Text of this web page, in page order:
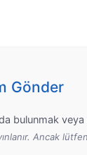
Gönder
bulunmak
Ancak